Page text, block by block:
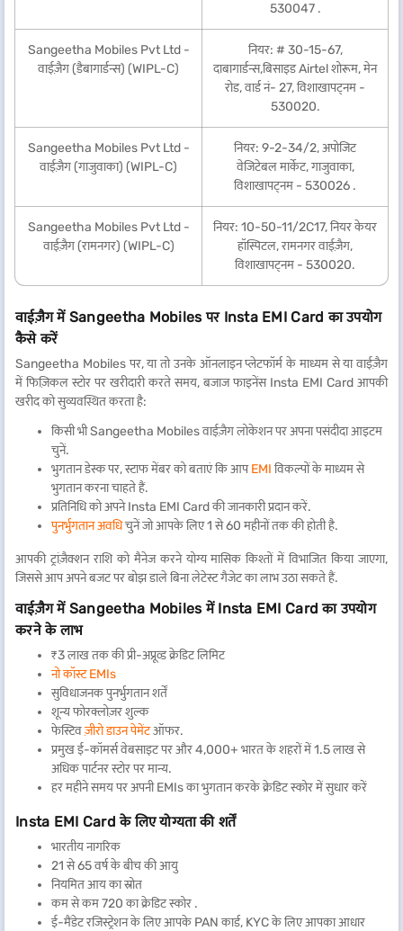
530047 .
Sangeetha Mobiles Pvt Ltd -
वाईज़ैग (डैबागार्डन्स) (WIPL-C)
नियर: # 30-15-67,
दाबागार्डन्स,बिसाइड Airtel शोरूम, मेन
रोड, वार्ड नं- 27, विशाखापट्नम -
530020.
Sangeetha Mobiles Pvt Ltd -
वाईज़ैग (गाजुवाका) (WIPL-C)
नियर: 9-2-34/2, अपोजिट
वेजिटेबल मार्केट, गाजुवाका,
विशाखापट्नम - 530026 .
Sangeetha Mobiles Pvt Ltd -
वाईज़ैग (रामनगर) (WIPL-C)
नियर: 10-50-11/2C17, नियर केयर
हॉस्पिटल, रामनगर वाईज़ैग,
विशाखापट्नम - 530020.
वाईज़ैग में Sangeetha Mobiles पर Insta EMI Card का उपयोग
कैसे करें
Sangeetha Mobiles पर, या तो उनके ऑनलाइन प्लेटफॉर्म के माध्यम से या वाईज़ैग
में फिज़िकल स्टोर पर खरीदारी करते समय, बजाज फाइनेंस Insta EMI Card आपकी
खरीद को सुव्यवस्थित करता है:
किसी भी Sangeetha Mobiles वाईज़ैग लोकेशन पर अपना पसंदीदा आइटम
चुनें.
भुगतान डेस्क पर, स्टाफ मेंबर को बताएं कि आपEMI विकल्पों के माध्यम से
भुगतान करना चाहते हैं.
प्रतिनिधि को अपने Insta EMI Card की जानकारी प्रदान करें.
पुनर्भुगतान अवधिचुनें जो आपके लिए 1 से 60 महीनों तक की होती है.
आपकी ट्रांज़ैक्शन राशि को मैनेज करने योग्य मासिक किश्तों में विभाजित किया जाएगा,
जिससे आप अपने बजट पर बोझ डाले बिना लेटेस्ट गैजेट का लाभ उठा सकते हैं.
वाईज़ैग में Sangeetha Mobiles में Insta EMI Card का उपयोग
करने के लाभ
₹3 लाख तक की प्री-अप्रूव्ड क्रेडिट लिमिट
नो कॉस्ट EMIs
सुविधाजनक पुनर्भुगतान शर्तें
शून्य फोरक्लोज़र शुल्क
फेस्टिवज़ीरो डाउन पेमेंटऑफर.
प्रमुख ई-कॉमर्स वेबसाइट पर और 4,000+ भारत के शहरों में 1.5 लाख से
अधिक पार्टनर स्टोर पर मान्य.
हर महीने समय पर अपनी EMIs का भुगतान करके क्रेडिट स्कोर में सुधार करें
Insta EMI Card के लिए योग्यता की शर्तें
भारतीय नागरिक
21 से 65 वर्ष के बीच की आयु
नियमित आय का स्रोत
कम से कम 720 का क्रेडिट स्कोर .
ई-मैंडेट रजिस्ट्रेशन के लिए आपके PAN कार्ड, KYC के लिए आपका आधार